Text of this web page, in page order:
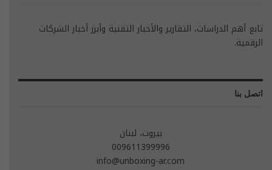
تابع أهم الدراسات، التقارير والأخبار التقنية وأبرز أخبار الشركات
الرقمية.
اتصل بنا
بيروت، لبنان
009611399996
info@unboxing-ar.com